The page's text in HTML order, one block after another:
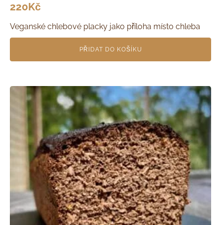
220Kč
Veganské chlebové placky jako příloha místo chleba
PŘIDAT DO KOŠÍKU